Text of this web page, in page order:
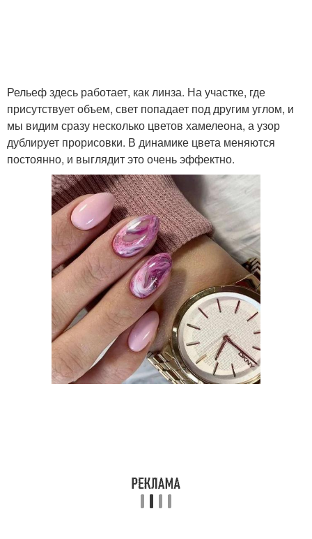
Маникюр с камнями
Маникюр с бежевым
лаком
Бежевый маникюр Маникюр с рисунком
лунный маникюр Маникюр с цветами
Маникюр в бежевом
цвете
Матовый маникюр
Рельеф здесь работает, как линза. На участке, где
присутствует объем, свет попадает под другим углом, и
мы видим сразу несколько цветов хамелеона, а узор
дублирует прорисовки. В динамике цвета меняются
постоянно, и выглядит это очень эффектно.